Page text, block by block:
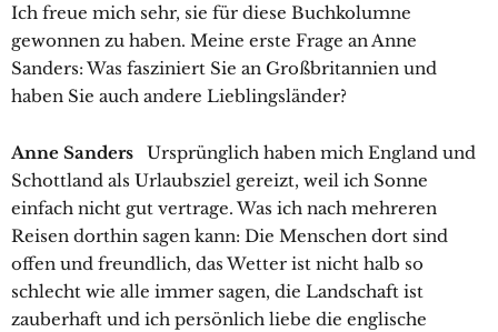
Ich freue mich sehr, sie für diese Buchkolumne
gewonnen zu haben. Meine erste Frage an Anne
Sanders: Was fasziniert Sie an Großbritannien und
haben Sie auch andere Lieblingsländer?
Anne Sanders Ursprünglich haben mich England und
Schottland als Urlaubsziel gereizt, weil ich Sonne
einfach nicht gut vertrage. Was ich nach mehreren
Reisen dorthin sagen kann: Die Menschen dort sind
offen und freundlich, das Wetter ist nicht halb so
schlecht wie alle immer sagen, die Landschaft ist
zauberhaft und ich persönlich liebe die englische